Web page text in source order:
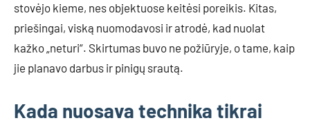
stovėjo kieme, nes objektuose keitėsi poreikis. Kitas,
priešingai, viską nuomodavosi ir atrodė, kad nuolat
kažko „neturi“. Skirtumas buvo ne požiūryje, o tame, kaip
jie planavo darbus ir pinigų srautą.
Kada nuosava technika tikrai